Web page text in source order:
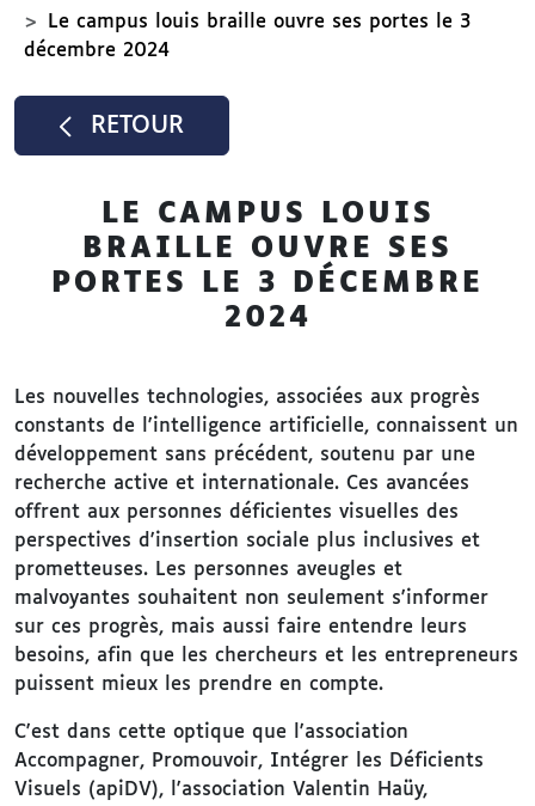
Le campus louis braille ouvre ses portes le 3
décembre 2024
RETOUR
LE CAMPUS LOUIS
BRAILLE OUVRE SES
PORTES LE 3 DÉCEMBRE
2024
Les nouvelles technologies, associées aux progrès
constants de l'intelligence artificielle, connaissent un
développement sans précédent, soutenu par une
recherche active et internationale. Ces avancées
offrent aux personnes déficientes visuelles des
perspectives d'insertion sociale plus inclusives et
prometteuses. Les personnes aveugles et
malvoyantes souhaitent non seulement s'informer
sur ces progrès, mais aussi faire entendre leurs
besoins, afin que les chercheurs et les entrepreneurs
puissent mieux les prendre en compte.
C'est dans cette optique que l'association
Accompagner, Promouvoir, Intégrer les Déficients
Visuels (apiDV), l'association Valentin Haüy,